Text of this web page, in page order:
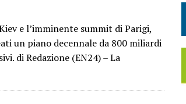
e l’imminente summit di Parigi,
un piano decennale da 800 miliardi
di Redazione (EN24) – La